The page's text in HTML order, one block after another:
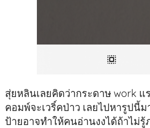
สุ่ยหลินเลยคิดว่ากระดาษ work แ
คอมพ์จะเวริ์คป่าว เลยไปหารูปนี้
ป้ายอาจทำให้คนอ่านงงได้ถ้าไม่